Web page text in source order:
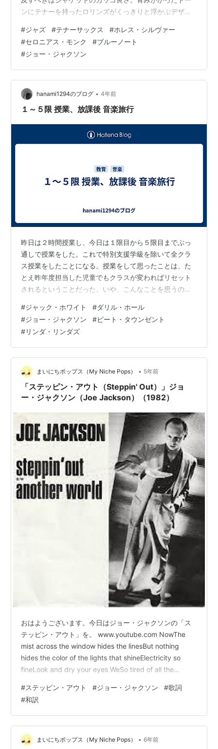
ンにテナーを持ったロリンズがくっきりと浮かぶデザイ
ならではです。実はこのアルバムとほぼ同じ構図のジャ
ケットをイギリスのポップシンガー、ジョー・ジャクソ
ンが１９８４年「ボディ・アンド・ソウル」（ビルボー
ドＴＯＰ２０入りした”You Can't Get What You Want”は
名曲）で採用しています。次に言及すべきはメンバーの
豪華さ。サ…
#ジャズ #テナーサックス #ホレス・シルヴァー
#セロニアス・モンク #ブルーノート
#ジョー・ジャクソン
hanami1294のブログ • 4年前
１～５限 授業、放課後 音楽旅行
昨日は２時間授業し、今日は１限目から５限目までぶっ
通しで授業をした。これで特別支援学級を除いて全クラ
ス授業をしたことになる。授業をして思ったことは、た
とえ昨年度担当した児童でもクラスが変わればリセット
されるということだった。いや、こんなことを思うのは
に取り組む姿勢などを）ゼロから始めなければ」と思っ
てしまった。それにしても１～５限続けて授業するのな
んていつぶりだろう。５限目が終わった時は、自分の教
室に戻って思わずへたり込んでしまった。ゼロからとは
言え授業の感触は、と問われれば、うーん「・・・」で
すな。まだ分からない。５，６年生は僕のことを知っ
て…
#ジャック・ホワイト #ダリル・ホール
#ジョー・ジャクソン #ピート・タウンゼント
#リンダ・リンダズ
まいにちポップス（My Niche Pops） • 5年前
「ステッピン・アウト（Steppin' Out）」ジョ
ー・ジャクソン（Joe Jackson）（1982）
おはようございます。今日はジョー・ジャクソンの「ス
テッピン・アウト」を。 www.youtube.com NowThe
mist across the window hides the linesBut nothing
hides the color of the lights that shineElectricity so
fineLook and dry your eyes WeSo tired of all the
can come aliveGet into a car and …
#ステッピン・アウト #ジョー・ジャクソン #歌詞
#和訳
まいにちポップス（My Niche Pops） • 6年前